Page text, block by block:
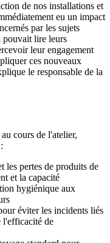
de nos installations et
eu un impact
par les sujets
pouvait lire leurs
leur engagement
ces nouveaux
le responsable de la
cours de l'atelier,
les pertes de produits de
et la capacité
hygiénique aux
éviter les incidents liés
l'efficacité de